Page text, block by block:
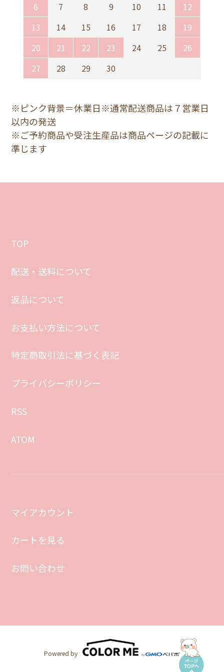
2.緑
6/6s/7/8
3,800円(税込)
2.緑
6plus/6Splus/7plus/8plus
2.緑
X/XS
3,800円(税込)
3,800円(税込)
2.緑
3,800円(税込)
2.緑
2.緑
3,800円(税込)
2.緑
3,800円(税込)
6
7 8 9 10 11
12
13
14 15 16 17 18
19
20
21 22 23 24 25
26
27
28 29 30
※ピンク背景＝休業日※通常配送商品は７営業日
以内の発送
※ご予約商品や受注生産品は商品ページの記載に
準じます
TOP
配送・送料について
返品について
お支払い方法について
特定商取引法に基づく表記
プライバシーポリシー
RSS
ATOM
マイアカウント
カートを見る
お問い合わせ
Powered by